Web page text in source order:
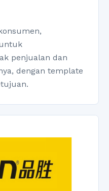
penjualan dan
dengan template